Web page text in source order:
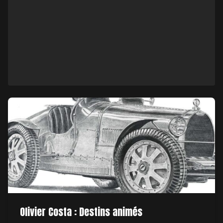
Olivier Costa : Destins animés